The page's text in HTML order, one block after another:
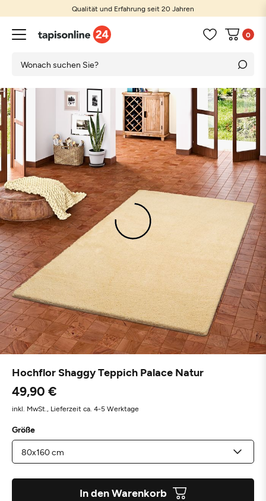
Qualität und Erfahrung seit 20 Jahren
0
Hochflor Shaggy Teppich Palace Natur
49,90 €
inkl. MwSt., Lieferzeit ca. 4-5 Werktage
Größe
In den Warenkorb